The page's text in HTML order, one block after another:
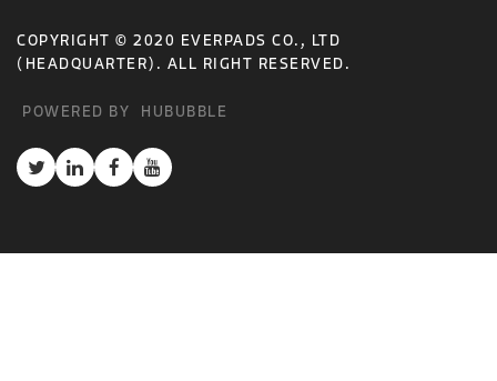
COPYRIGHT © 2020 EVERPADS CO., LTD
(HEADQUARTER). ALL RIGHT RESERVED.
POWERED BY HUBUBBLE